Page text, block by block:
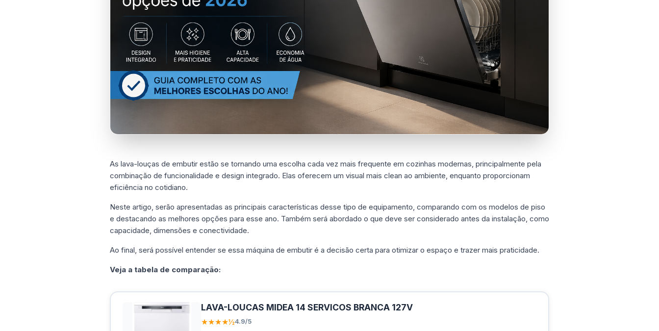
As lava-louças de embutir estão se tornando uma escolha cada vez mais frequente em cozinhas modernas, principalmente pela
combinação de funcionalidade e design integrado. Elas oferecem um visual mais clean ao ambiente, enquanto proporcionam
eficiência no cotidiano.
Neste artigo, serão apresentadas as principais características desse tipo de equipamento, comparando com os modelos de piso
e destacando as melhores opções para esse ano. Também será abordado o que deve ser considerado antes da instalação, como
capacidade, dimensões e conectividade.
Ao final, será possível entender se essa máquina de embutir é a decisão certa para otimizar o espaço e trazer mais praticidade.
Veja a tabela de comparação:
LAVA-LOUCAS MIDEA 14 SERVICOS BRANCA 127V
★★★★½4.9/5